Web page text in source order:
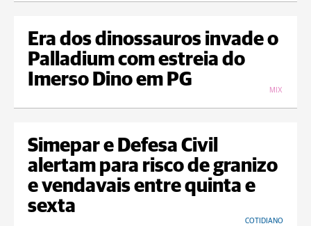
Era dos dinossauros invade o
Palladium com estreia do
Imerso Dino em PG
MIX
Simepar e Defesa Civil
alertam para risco de granizo
e vendavais entre quinta e
sexta
COTIDIANO